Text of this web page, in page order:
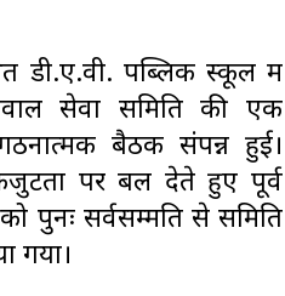
डी.ए.वी. पब्लिक स्कूल में
सेवा समिति की एक
बैठक संपन्न हुई।
पर बल देते हुए पूर्व
पुनः सर्वसम्मति से समिति
गया।